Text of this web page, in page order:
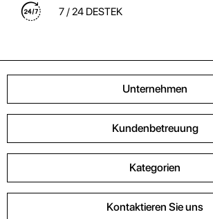
7 / 24 DESTEK
Unternehmen
Kundenbetreuung
Kategorien
Kontaktieren Sie uns